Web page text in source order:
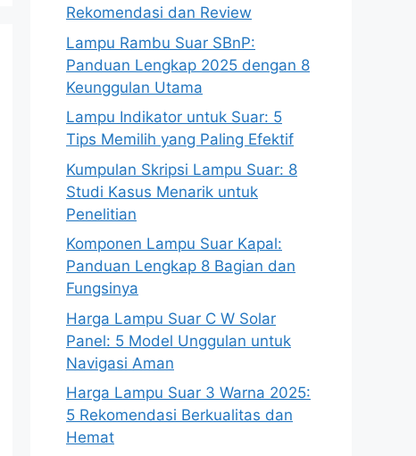
Rekomendasi dan Review
Lampu Rambu Suar SBnP:
Panduan Lengkap 2025 dengan 8
Keunggulan Utama
Lampu Indikator untuk Suar: 5
Tips Memilih yang Paling Efektif
Kumpulan Skripsi Lampu Suar: 8
Studi Kasus Menarik untuk
Penelitian
Komponen Lampu Suar Kapal:
Panduan Lengkap 8 Bagian dan
Fungsinya
Harga Lampu Suar C W Solar
Panel: 5 Model Unggulan untuk
Navigasi Aman
Harga Lampu Suar 3 Warna 2025:
5 Rekomendasi Berkualitas dan
Hemat